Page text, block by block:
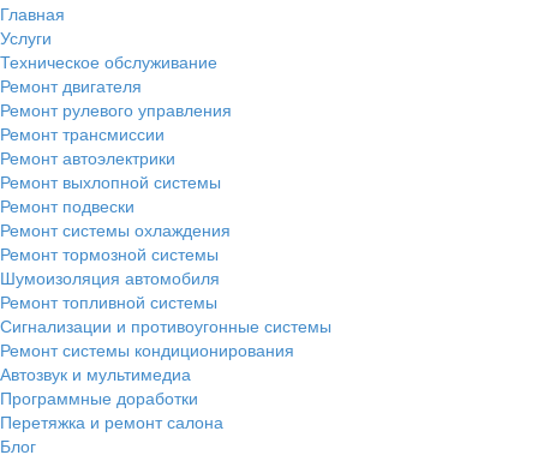
Главная
Услуги
Техническое обслуживание
Ремонт двигателя
Ремонт рулевого управления
Ремонт трансмиссии
Ремонт автоэлектрики
Ремонт выхлопной системы
Ремонт подвески
Ремонт системы охлаждения
Ремонт тормозной системы
Шумоизоляция автомобиля
Ремонт топливной системы
Сигнализации и противоугонные системы
Ремонт системы кондиционирования
Автозвук и мультимедиа
Программные доработки
Перетяжка и ремонт салона
Блог